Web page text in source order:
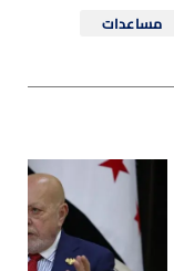
مساعدات